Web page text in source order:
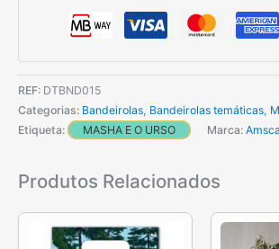
Urso
REF: DTBND015
Categorias: Bandeirolas Bandeirolas temáticas
Etiqueta:
MASHA E O URSO Marca:
Produtos Relacionados